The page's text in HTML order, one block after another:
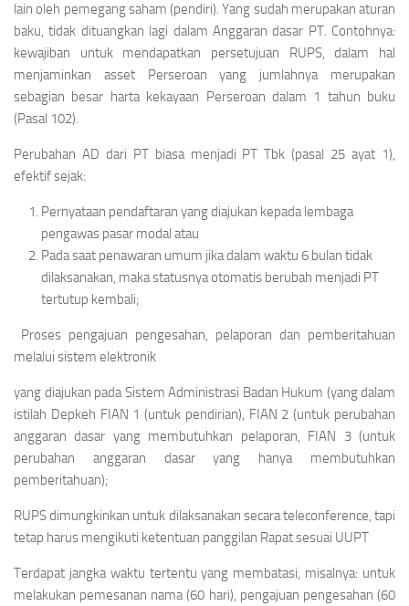
lain oleh pemegang saham (pendiri). Yang sudah merupakan aturan
baku, tidak dituangkan lagi dalam Anggaran dasar PT. Contohnya:
kewajiban untuk mendapatkan persetujuan RUPS, dalam hal
menjaminkan asset Perseroan yang jumlahnya merupakan
sebagian besar harta kekayaan Perseroan dalam 1 tahun buku
(Pasal 102).
Perubahan AD dari PT biasa menjadi PT Tbk (pasal 25 ayat 1),
efektif sejak:
Pernyataan pendaftaran yang diajukan kepada lembaga
pengawas pasar modal atau
Pada saat penawaran umum jika dalam waktu 6 bulan tidak
dilaksanakan, maka statusnya otomatis berubah menjadi PT
tertutup kembali;
Proses pengajuan pengesahan, pelaporan dan pemberitahuan
melalui sistem elektronik
yang diajukan pada Sistem Administrasi Badan Hukum (yang dalam
istilah Depkeh FIAN 1 (untuk pendirian), FIAN 2 (untuk perubahan
anggaran dasar yang membutuhkan pelaporan, FIAN 3 (untuk
perubahan anggaran dasar yang hanya membutuhkan
pemberitahuan);
RUPS dimungkinkan untuk dilaksanakan secara teleconference, tapi
tetap harus mengikuti ketentuan panggilan Rapat sesuai UUPT
Terdapat jangka waktu tertentu yang membatasi, misalnya: untuk
melakukan pemesanan nama (60 hari), pengajuan pengesahan (60